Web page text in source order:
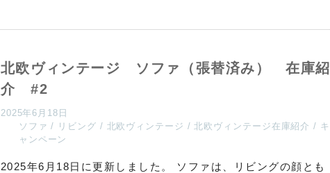
北欧ヴィンテージ ソファ（張替済み） 在庫紹
介 #2
2025年6月18日
ソファ
リビング 北欧ヴィンテージ 北欧ヴィンテージ在庫紹介
キ
ャンペーン
2025年6月18日に更新しました。 ソファは、リビングの顔とも